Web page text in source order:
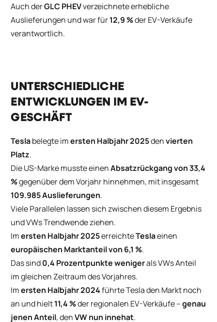
Auch derGLC PHEVverzeichnete erhebliche
Auslieferungen und war für12,9 %der EV-Verkäufe
verantwortlich.
UNTERSCHIEDLICHE
ENTWICKLUNGEN IM EV-
GESCHÄFT
Teslabelegte imersten Halbjahr 2025denvierten
Platz.
Die US-Marke musste einenAbsatzrückgang von 33,4
%gegenüber dem Vorjahr hinnehmen, mit insgesamt
109.985 Auslieferungen.
Viele Parallelen lassen sich zwischen diesem Ergebnis
und VWs Trendwende ziehen.
Imersten Halbjahr 2025erreichteTeslaeinen
europäischen Marktanteil von 6,1 %.
Das sind0,4 Prozentpunkte wenigerals VWs Anteil
im gleichen Zeitraum des Vorjahres.
Imersten Halbjahr 2024führte Tesla den Markt noch
an und hielt11,4 %der regionalen EV-Verkäufe –genau
jenen Anteil, denVW nun innehat.